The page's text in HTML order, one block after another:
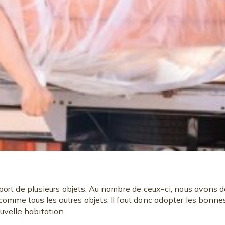
de plusieurs objets. Au nombre de ceux-ci, nous avons
tous les autres objets. Il faut donc adopter les
habitation.